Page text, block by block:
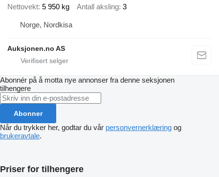
Nettovekt 5 950 kg Antall aksling 3
Norge, Nordkisa
Auksjonen.no AS
Abonnér på å motta nye annonser fra denne seksjonen
tilhengere
Abonner
Når du trykker her, godtar du vår personvernerklæring og
brukeravtale.
Priser for tilhengere